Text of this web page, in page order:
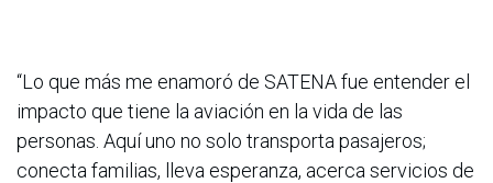
“Lo que más me enamoró de SATENA fue entender el
impacto que tiene la aviación en la vida de las
personas. Aquí uno no solo transporta pasajeros;
conecta familias, lleva esperanza, acerca servicios de